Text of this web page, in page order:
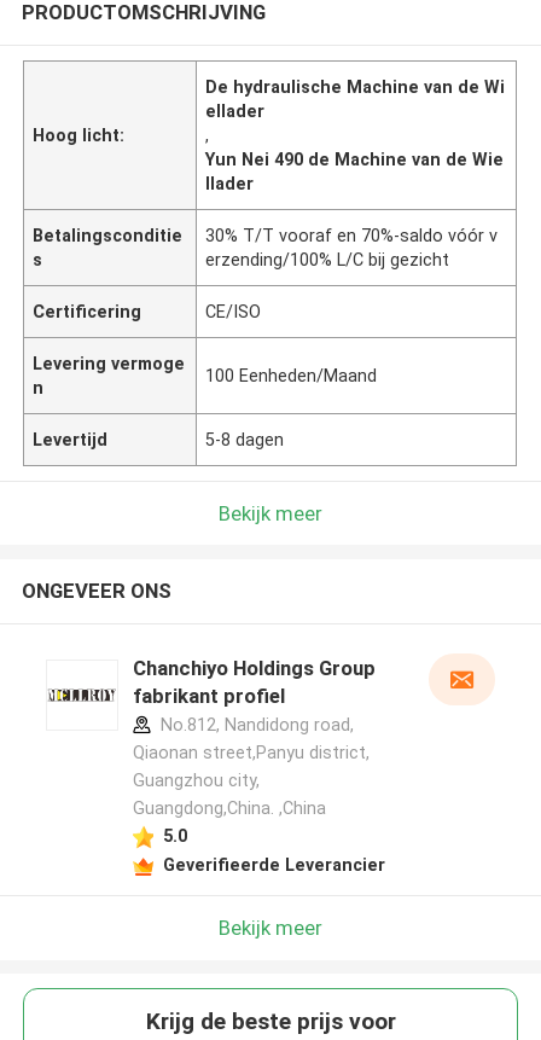
PRODUCTOMSCHRIJVING
Hoog licht:
De hydraulische Machine van de Wi
ellader
,
Yun Nei 490 de Machine van de Wie
llader
Betalingsconditie
s
30% T/T vooraf en 70%-saldo vóór v
erzending/100% L/C bij gezicht
Certificering CE/ISO
Levering vermoge
n
100 Eenheden/Maand
Levertijd 5-8 dagen
Bekijk meer
ONGEVEER ONS
Chanchiyo Holdings Group
fabrikant profiel
No.812, Nandidong road,
Qiaonan street,Panyu district,
Guangzhou city,
Guangdong,China. ,China
5.0
Geverifieerde Leverancier
Bekijk meer
Krijg de beste prijs voor